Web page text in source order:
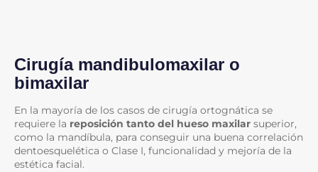
Cirugía mandibulomaxilar o
bimaxilar
En la mayoría de los casos de cirugía ortognática se
requiere la reposición tanto del hueso maxilar superior,
como la mandíbula, para conseguir una buena correlación
dentoesquelética o Clase I, funcionalidad y mejoría de la
estética facial.